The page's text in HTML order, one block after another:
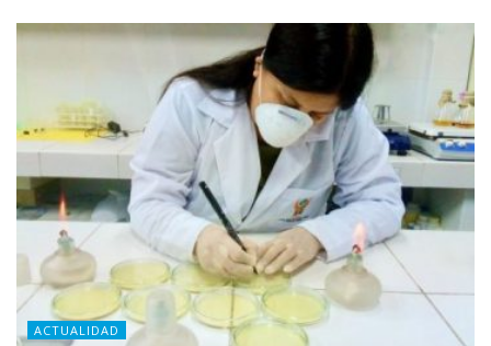
ACTUALIDAD